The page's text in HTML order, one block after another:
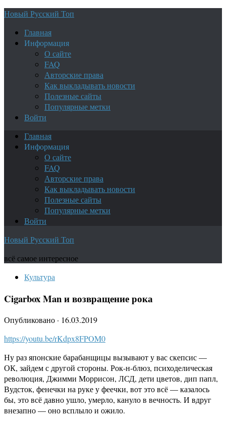
Новый Русский Топ
Главная
Информация
О сайте
FAQ
Авторские права
Как выкладывать новости
Полезные сайты
Популярные метки
Войти
Главная
Информация
О сайте
FAQ
Авторские права
Как выкладывать новости
Полезные сайты
Популярные метки
Войти
Новый Русский Топ
всё самое интересное
Культура
Cigarbox Man и возвращение рока
Опубликовано · 16.03.2019
https://youtu.be/rKdpx8FPOM0
Ну раз японские барабанщицы вызывают у вас скепсис —
ОК, зайдем с другой стороны. Рок-н-блюз, психоделическая
революция, Джимми Моррисон, ЛСД, дети цветов, дип папл,
Вудсток, фенечки на руке у феечки, вот это всё — казалось
бы, это всё давно ушло, умерло, кануло в вечность. И вдруг
внезапно — оно всплыло и ожило.